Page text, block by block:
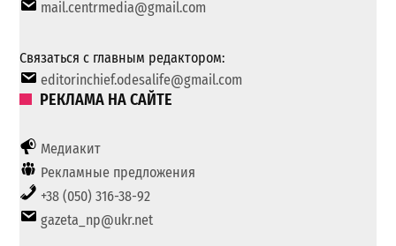
mail.centrmedia@gmail.com
Связаться с главным редактором:
editorinchief.odesalife@gmail.com
РЕКЛАМА НА САЙТЕ
Медиакит
Рекламные предложения
+38 (050) 316-38-92
gazeta_np@ukr.net